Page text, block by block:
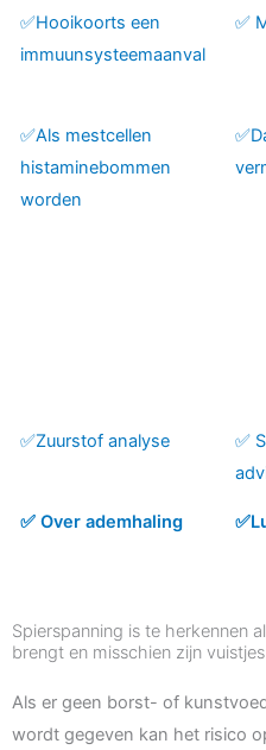
✅Hooikoorts een
immuunsysteemaanval
✅
✅Als mestcellen
histaminebommen
worden
✅Zuurstof analyse
✅
✅ Over ademhaling
Spierspanning is te herkennen
brengt en misschien zijn
Als er geen borst- of
wordt gegeven kan het risico